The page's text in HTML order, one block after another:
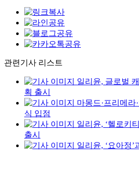
관련기사 리스트
일리윤, 글로벌
획 출시
마몽드·프리메라
식 입점
일리윤, ‘헬로키
출시
일리윤, ‘요아정